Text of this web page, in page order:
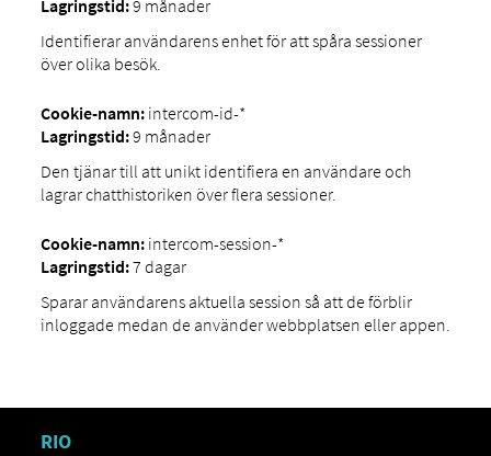
Lagringstid:9 månader
Identifierar användarens enhet för att spåra sessioner
över olika besök.
Cookie-namn:intercom-id-*
Lagringstid:9 månader
Den tjänar till att unikt identifiera en användare och
lagrar chatthistoriken över flera sessioner.
Cookie-namn:intercom-session-*
Lagringstid:7 dagar
Sparar användarens aktuella session så att de förblir
inloggade medan de använder webbplatsen eller appen.
RIO